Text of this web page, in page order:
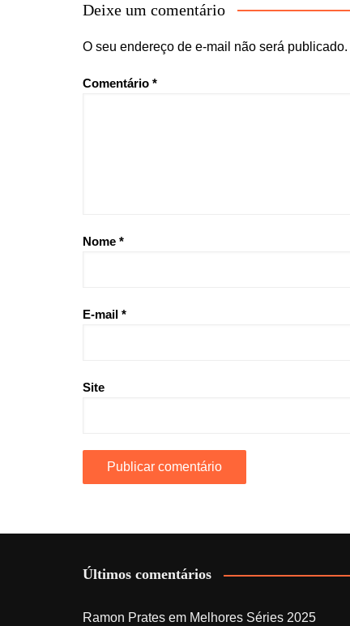
Deixe um comentário
O seu endereço de e-mail não será publicado.
Comentário *
Nome *
E-mail *
Site
Últimos comentários
Ramon Prates em Melhores Séries 2025